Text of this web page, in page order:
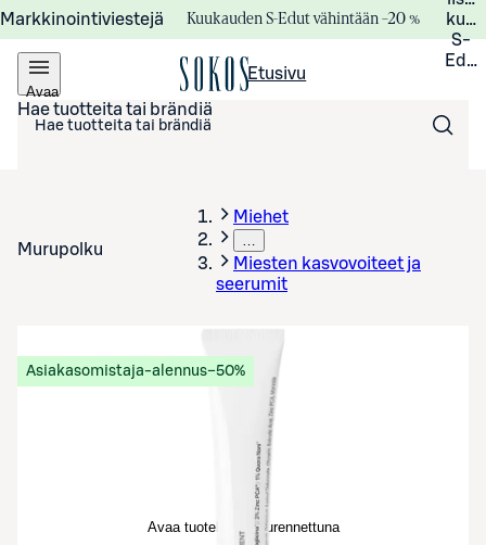
Markkinointiviestejä Kuukauden S-Edut vähintään –20 %
S-
Avaa
valikko
Etusivu
Hae tuotteita tai brändiä
Murupolku
Miehet
…
Miesten kasvovoiteet ja
seerumit
Avaa tuotekuva suurennettuna
Asiakasomistaja-alennus−50%